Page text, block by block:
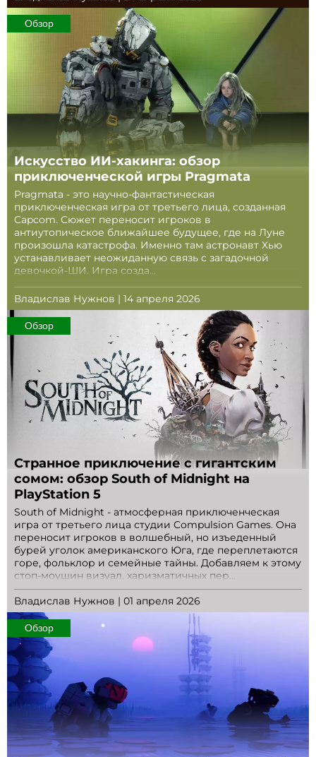
Обзор
Искусство ИИ-хакинга: обзор
приключенческой игры Pragmata
Pragmata - это научно-фантастическая
приключенческая игра от третьего лица, созданная
Capcom. Сюжет переносит игроков в
антиутопическое ближайшее будущее, где на Луне
произошла катастрофа. Именно там астронавт Хью
устанавливает неожиданную связь с загадочной
девочкой-ШИ. Игра созда...
Владислав Нужнов | 14 апреля 2026
Обзор
Странное приключение с гигантским
сомом: обзор South of Midnight на
PlayStation 5
South of Midnight - атмосферная приключенческая
игра от третьего лица студии Compulsion Games. Она
переносит игроков в волшебный, но изъеденный
бурей уголок американского Юга, где переплетаются
горе, фольклор и семейные тайны. Добавляем к этому
стоп-моушин визуал, харизматичных пер...
Владислав Нужнов | 01 апреля 2026
Обзор